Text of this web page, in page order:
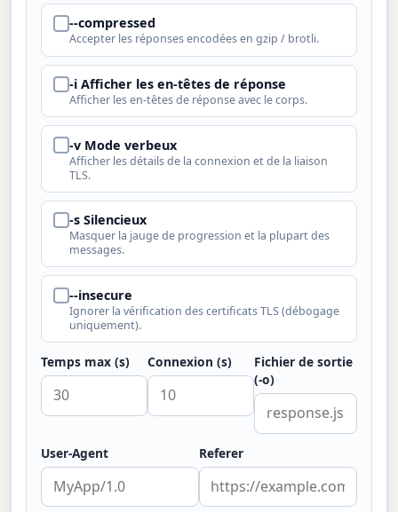
✓ --compressed
Accepter les réponses encodées en gzip / brotli.
✓ -i Afficher les en-têtes de réponse
Afficher les en-têtes de réponse avec le corps.
✓ -v Mode verbeux
Afficher les détails de la connexion et de la liaison
TLS.
✓ -s Silencieux
Masquer la jauge de progression et la plupart des
messages.
✓ --insecure
Ignorer la vérification des certificats TLS (débogage
uniquement).
Temps max (s) Connexion (s)
Fichier de sortie
(-o)
User-Agent Referer